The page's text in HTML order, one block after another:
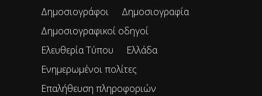
Δημοσιογράφοι
Δημοσιογραφία
Δημοσιογραφικοί οδηγοί
Ελευθερία Τύπου
Ελλάδα
Ενημερωμένοι πολίτες
Επαλήθευση πληροφοριών